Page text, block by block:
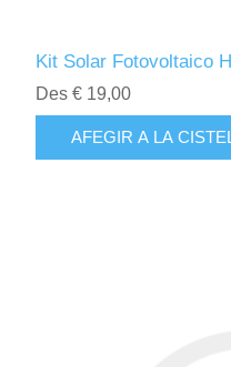
Kit Solar Fotovoltaico
Des € 19,00